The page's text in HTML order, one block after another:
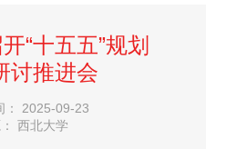
“十五五”规划
讨推进会
： 2025-09-23
西北大学